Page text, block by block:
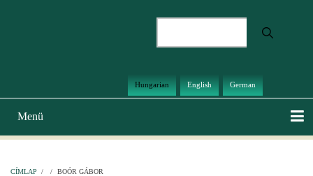
Hungarian English German
Main
navigation
Menü
CÍMLAP / / BOÓR GÁBOR